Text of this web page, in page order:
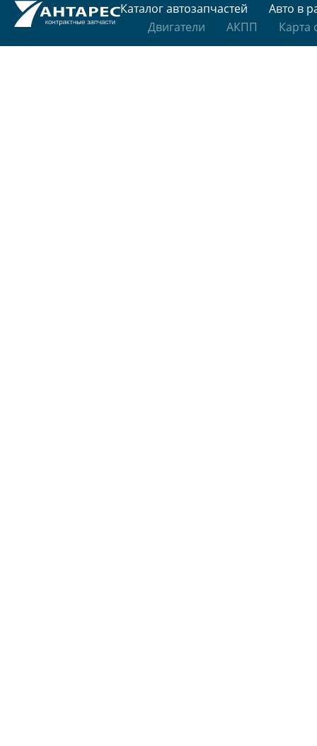
Каталог автозапчастей
Авто в
Двигатели
АКПП Карта